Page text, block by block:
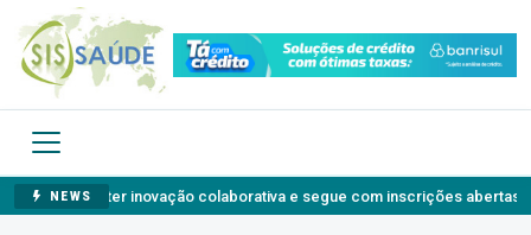
NEWS
inovação colaborativa e segue com inscrições abertas